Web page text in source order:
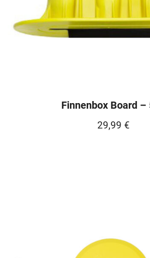
Finnenbox Board –
29,99 €